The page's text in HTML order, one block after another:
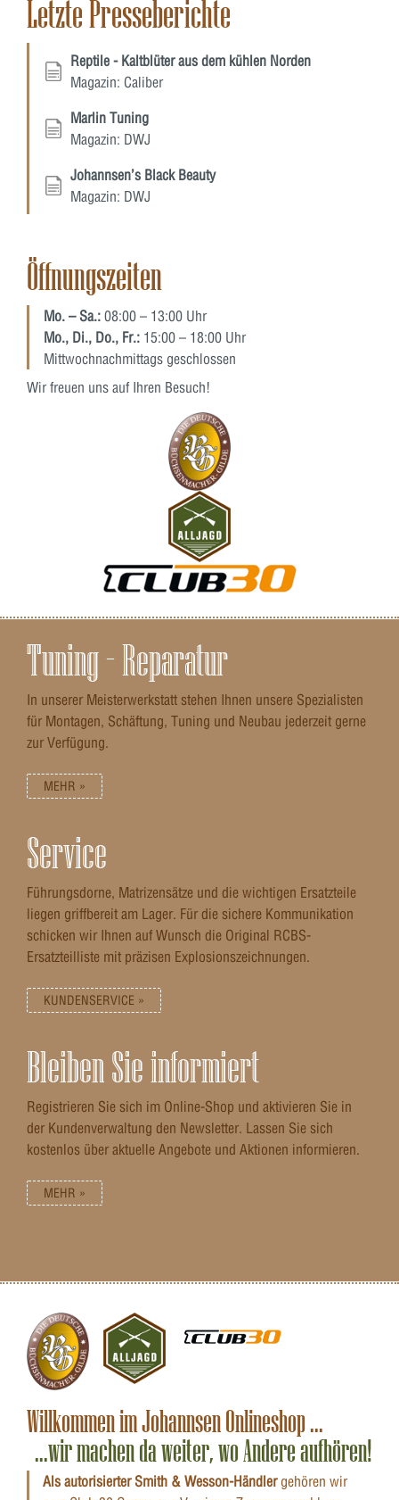
Letzte Presseberichte
Reptile - Kaltblüter aus dem kühlen Norden
Magazin: Caliber
Marlin Tuning
Magazin: DWJ
Johannsen’s Black Beauty
Magazin: DWJ
Öffnungszeiten
Mo. – Sa.: 08:00 – 13:00 Uhr
Mo., Di., Do., Fr.: 15:00 – 18:00 Uhr
Mittwochnachmittags geschlossen
Wir freuen uns auf Ihren Besuch!
Tuning – Reparatur
In unserer Meisterwerkstatt stehen Ihnen unsere Spezialisten
für Montagen, Schäftung, Tuning und Neubau jederzeit gerne
zur Verfügung.
MEHR »
Service
Führungsdorne, Matrizensätze und die wichtigen Ersatzteile
liegen griffbereit am Lager. Für die sichere Kommunikation
schicken wir Ihnen auf Wunsch die Original RCBS-
Ersatzteilliste mit präzisen Explosionszeichnungen.
KUNDENSERVICE »
Bleiben Sie informiert
Registrieren Sie sich im Online-Shop und aktivieren Sie in
der Kundenverwaltung den Newsletter. Lassen Sie sich
kostenlos über aktuelle Angebote und Aktionen informieren.
MEHR »
Willkommen im Johannsen Onlineshop ...
...wir machen da weiter, wo Andere aufhören!
Als autorisierter Smith & Wesson-Händlergehören wir